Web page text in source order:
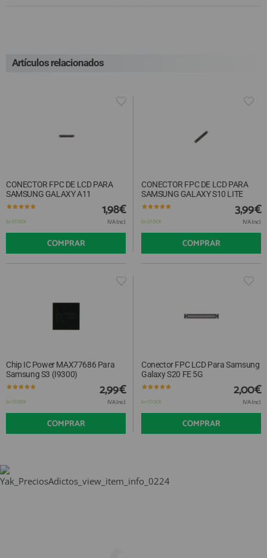
Artículos relacionados
CONECTOR FPC DE LCD PARA
SAMSUNG GALAXY A11
En STOCK
1,98€
IVA Incl.
COMPRAR
CONECTOR FPC DE LCD PARA
SAMSUNG GALAXY S10 LITE
En STOCK
3,99€
IVA Incl.
COMPRAR
Chip IC Power MAX77686 Para
Samsung S3 (I9300)
En STOCK
2,99€
IVA Incl.
COMPRAR
Conector FPC LCD Para Samsung
Galaxy S20 FE 5G
En STOCK
2,00€
IVA Incl.
COMPRAR